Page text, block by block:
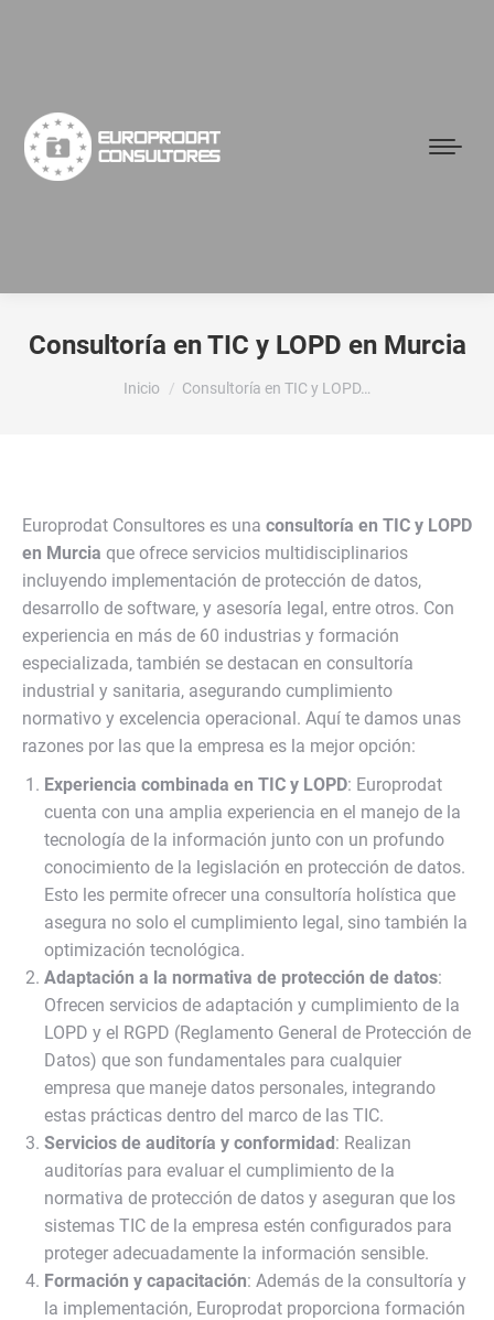
Consultoría en TIC y LOPD en Murcia
Estás aquí:
Inicio Consultoría en TIC y LOPD…
Europrodat Consultores es una consultoría en TIC y LOPD
en Murcia que ofrece servicios multidisciplinarios
incluyendo implementación de protección de datos,
desarrollo de software, y asesoría legal, entre otros. Con
experiencia en más de 60 industrias y formación
especializada, también se destacan en consultoría
industrial y sanitaria, asegurando cumplimiento
normativo y excelencia operacional. Aquí te damos unas
razones por las que la empresa es la mejor opción:
Experiencia combinada en TIC y LOPD: Europrodat
cuenta con una amplia experiencia en el manejo de la
tecnología de la información junto con un profundo
conocimiento de la legislación en protección de datos.
Esto les permite ofrecer una consultoría holística que
asegura no solo el cumplimiento legal, sino también la
optimización tecnológica.
Adaptación a la normativa de protección de datos:
Ofrecen servicios de adaptación y cumplimiento de la
LOPD y el RGPD (Reglamento General de Protección de
Datos) que son fundamentales para cualquier
empresa que maneje datos personales, integrando
estas prácticas dentro del marco de las TIC.
Servicios de auditoría y conformidad: Realizan
auditorías para evaluar el cumplimiento de la
normativa de protección de datos y aseguran que los
sistemas TIC de la empresa estén configurados para
proteger adecuadamente la información sensible.
Formación y capacitación: Además de la consultoría y
la implementación, Europrodat proporciona formación